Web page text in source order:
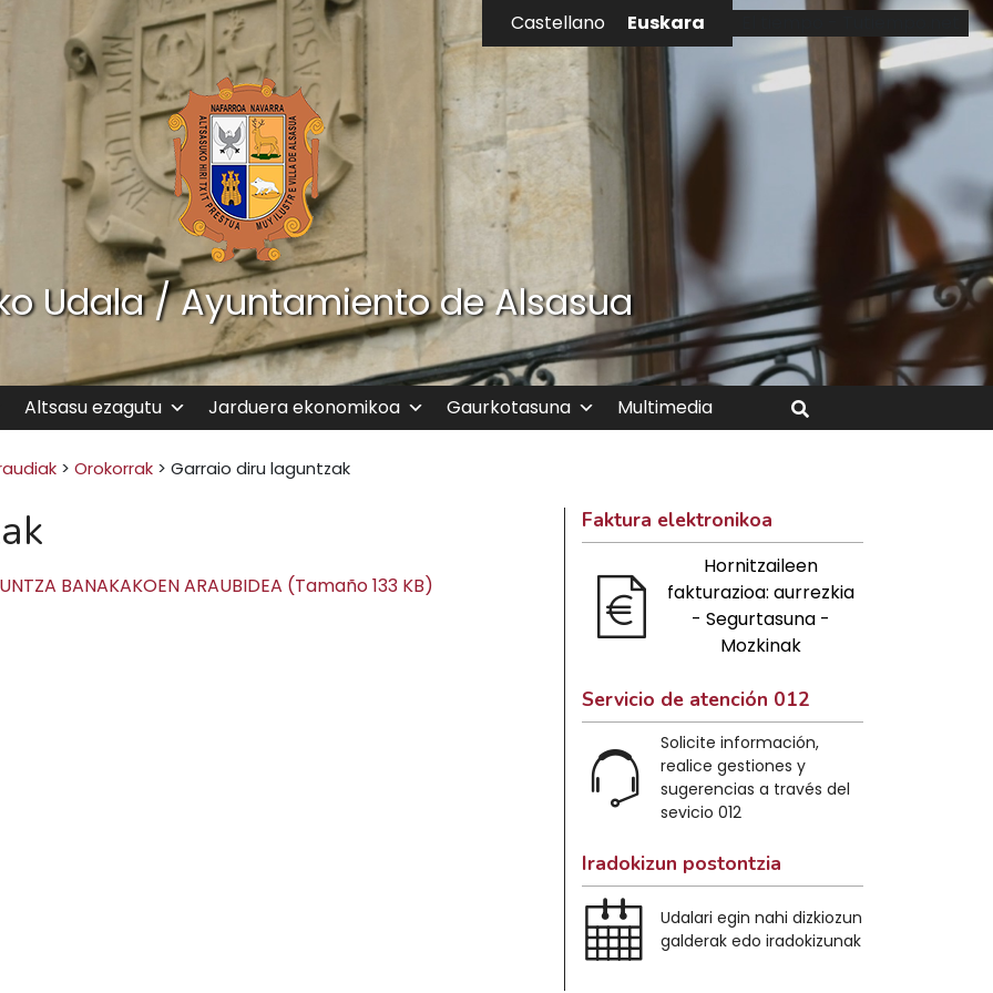
Castellano Euskara
Udala / Ayuntamiento de Alsasua
Altsasu ezagutu Jarduera ekonomikoa Gaurkotasuna
Multimedia
Bilatu
> Orokorrak > Garraio diru laguntzak
BANAKAKOEN ARAUBIDEA (Tamaño 133 KB)
Faktura elektronikoa
Hornitzaileen
fakturazioa: aurrezkia
- Segurtasuna -
Mozkinak
Servicio de atención 012
Solicite información,
realice gestiones y
sugerencias a través del
sevicio 012
Iradokizun postontzia
Udalari egin nahi dizkiozun
galderak edo iradokizunak